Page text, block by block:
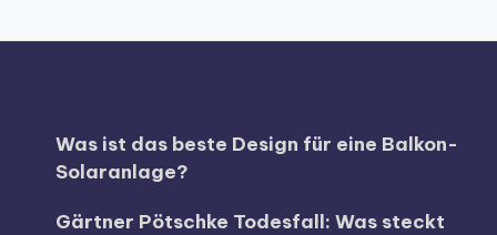
Was ist das beste Design für eine Balkon-
Solaranlage?
Gärtner Pötschke Todesfall: Was steckt